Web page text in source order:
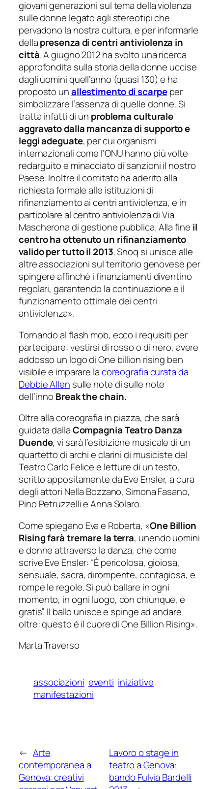
giovani generazioni sul tema della violenza
sulle donne legato agli stereotipi che
pervadono la nostracultura, e per informarle
dellapresenza di centri antiviolenza in
città. A giugno 2012 ha svolto una ricerca
approfondita sulla storia della donne uccise
dagli uomini quell’anno (quasi 130) e ha
proposto unallestimento di scarpe per
simbolizzare l’assenza di quelle donne.Si
tratta infatti di un problemaculturale
aggravato dalla mancanza di supporto e
leggi adeguate, per cui organismi
internazionalicome l’ONU hanno più volte
redarguito e minacciato di sanzioni il nostro
Paese.Inoltre il comitato ha aderito alla
richiesta formale alle istituzioni di
rifinanziamento ai centriantiviolenza, e in
particolare al centro antiviolenza di Via
Mascherona di gestione pubblica. Allafine il
centro ha ottenuto un rifinanziamento
valido per tutto il 2013. Snoq si unisce alle
altreassociazioni sul territorio genovese per
spingere affinché i finanziamenti diventino
regolari,garantendo la continuazione e il
funzionamento ottimale dei centri
antiviolenza».
Tornando al flash mob, ecco i requisiti per
partecipare: vestirsi di rosso o di nero, avere
addosso un logo di One billion rising ben
visibile e imparare lacoreografia curata da
Debbie Allen sulle note di sulle note
dell’inno Break the chain.
Oltre alla coreografia in piazza, che sarà
guidata dallaCompagnia Teatro Danza
Duende, vi sarà l’esibizione musicale di un
quartetto di archi e clarini di musiciste del
Teatro Carlo Felice e letture di un testo,
scritto appositamente da Eve Ensler, a cura
degli attori Nella Bozzano, Simona Fasano,
Pino Petruzzelli e Anna Solaro.
Come spiegano Eva e Roberta, «One Billion
Rising farà tremare la terra, unendo uomini
e donne attraverso la danza, che come
scrive Eve Ensler: “È pericolosa, gioiosa,
sensuale, sacra, dirompente, contagiosa, e
rompe le regole. Si può ballare in ogni
momento, in ogni luogo, con chiunque, e
gratis”. Il ballo unisce e spinge ad andare
oltre: questo è il cuore di One Billion Rising».
Marta Traverso
associazioni eventi iniziative
manifestazioni
← Arte
contemporanea a
Genova: creativi
Lavoro o stage in
teatro a Genova:
bando Fulvia Bardelli